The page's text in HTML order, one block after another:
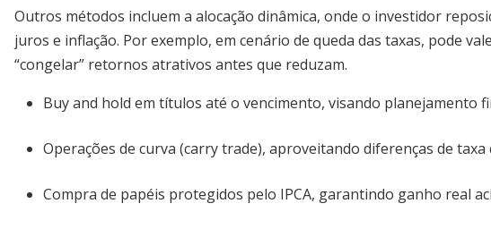
Outros métodos incluem a alocação dinâmica, onde o investidor
juros e inflação. Por exemplo, em cenário de queda das taxas, pode
“congelar” retornos atrativos antes que reduzam.
Buy and hold em títulos até o vencimento, visando planejamento
Operações de curva (carry trade), aproveitando diferenças de
Compra de papéis protegidos pelo IPCA, garantindo ganho real